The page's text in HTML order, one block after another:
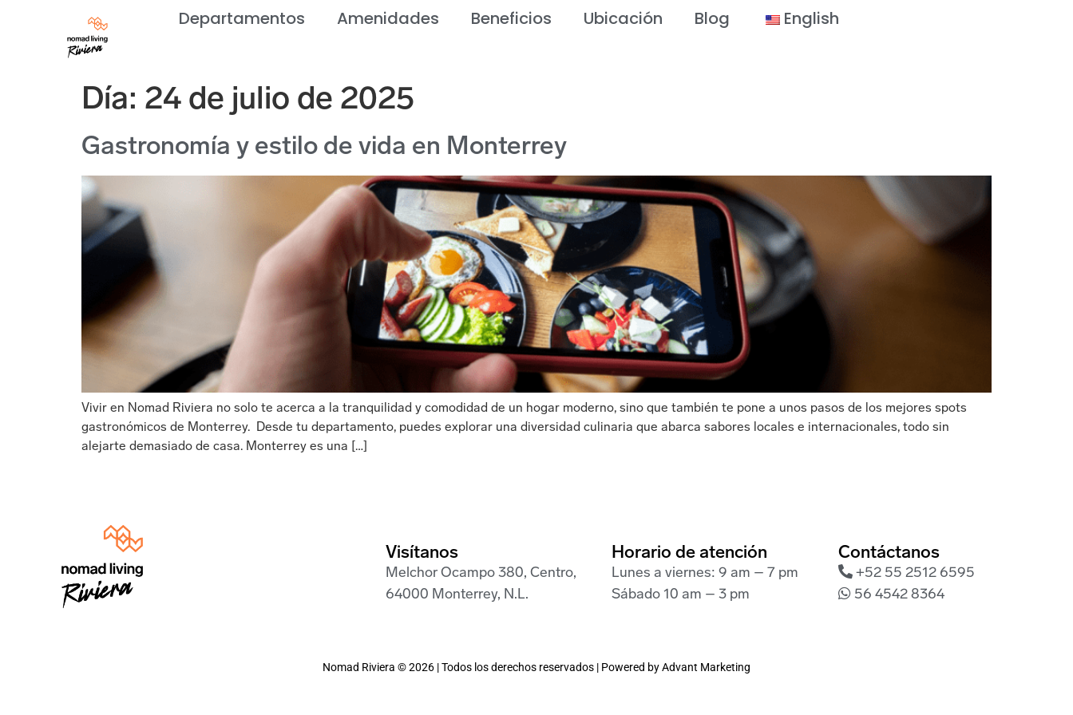
Departamentos Amenidades Beneficios Ubicación Blog English
Día: 24 de julio de 2025
Gastronomía y estilo de vida en Monterrey
Vivir en Nomad Riviera no solo te acerca a la tranquilidad y comodidad de un hogar moderno, sino que también te pone a unos pasos de los mejores spots
gastronómicos de Monterrey. Desde tu departamento, puedes explorar una diversidad culinaria que abarca sabores locales e internacionales, todo sin
alejarte demasiado de casa. Monterrey es una […]
Visítanos
Melchor Ocampo 380, Centro,
64000 Monterrey, N.L.
Horario de atención
Lunes a viernes: 9 am – 7 pm
Sábado 10 am – 3 pm
Contáctanos
+52 55 2512 6595
56 4542 8364
Nomad Riviera ©2026 | Todos los derechos reservados | Powered byAdvant Marketing